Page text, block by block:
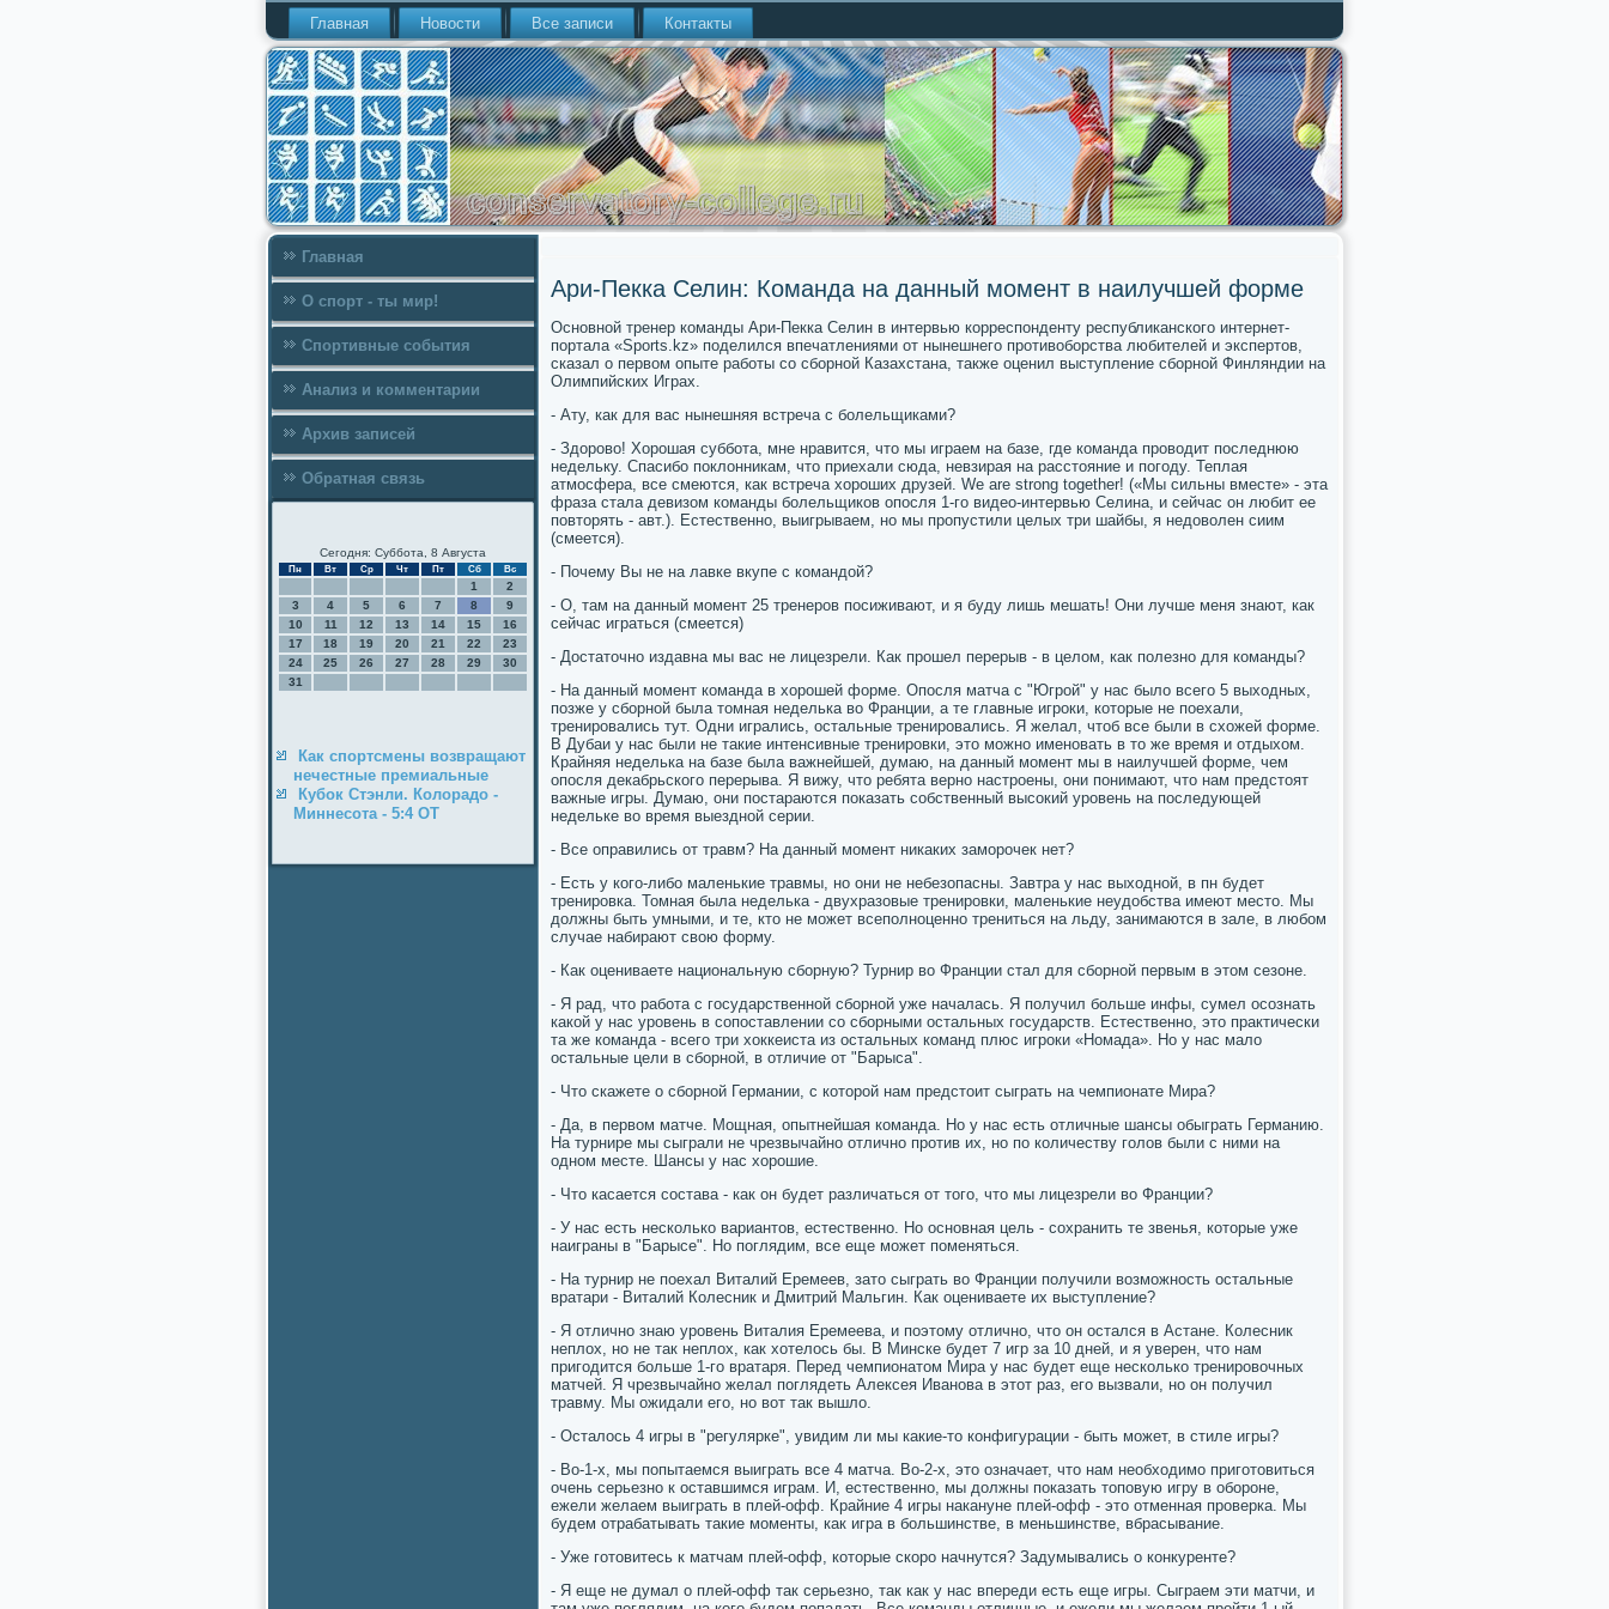
Главная Новости Все записи Контакты
Главная
О спорт - ты мир!
Спортивные события
Анализ и комментарии
Архив записей
Обратная связь
Сегодня: Суббота, 8 Августа
Пн Вт Ср Чт Пт Сб Вс
1
2
3
4 5 6 7 8
9
10
11 12 13 14 15
16
17
18 19 20 21 22
23
24
25 26 27 28 29
30
31
Как спортсмены возвращают
нечестные премиальные
Кубок Стэнли. Колорадо -
Миннесота - 5:4 ОТ
Ари-Пекка Селин: Команда на данный момент в наилучшей форме
Основной тренер команды Ари-Пекка Селин в интервью корреспонденту республиканского интернет-
портала «Sports.kz» поделился впечатлениями от нынешнего противоборства любителей и экспертов,
сказал о первом опыте работы со сборной Казахстана, также оценил выступление сборной Финляндии на
Олимпийских Играх.
- Ату, как для вас нынешняя встреча с болельщиками?
- Здорово! Хорошая суббота, мне нравится, что мы играем на базе, где команда проводит последнюю
недельку. Спасибо поклонникам, что приехали сюда, невзирая на расстояние и погоду. Теплая
атмосфера, все смеются, как встреча хороших друзей. We are strong together! («Мы сильны вместе» - эта
фраза стала девизом команды болельщиков опосля 1-го видео-интервью Селина, и сейчас он любит ее
повторять - авт.). Естественно, выигрываем, но мы пропустили целых три шайбы, я недоволен сиим
(смеется).
- Почему Вы не на лавке вкупе с командой?
- О, там на данный момент 25 тренеров посиживают, и я буду лишь мешать! Они лучше меня знают, как
сейчас играться (смеется)
- Достаточно издавна мы вас не лицезрели. Как прошел перерыв - в целом, как полезно для команды?
- На данный момент команда в хорошей форме. Опосля матча с "Югрой" у нас было всего 5 выходных,
позже у сборной была томная неделька во Франции, а те главные игроки, которые не поехали,
тренировались тут. Одни игрались, остальные тренировались. Я желал, чтоб все были в схожей форме.
В Дубаи у нас были не такие интенсивные тренировки, это можно именовать в то же время и отдыхом.
Крайняя неделька на базе была важнейшей, думаю, на данный момент мы в наилучшей форме, чем
опосля декабрьского перерыва. Я вижу, что ребята верно настроены, они понимают, что нам предстоят
важные игры. Думаю, они постараются показать собственный высокий уровень на последующей
недельке во время выездной серии.
- Все оправились от травм? На данный момент никаких заморочек нет?
- Есть у кого-либо маленькие травмы, но они не небезопасны. Завтра у нас выходной, в пн будет
тренировка. Томная была неделька - двухразовые тренировки, маленькие неудобства имеют место. Мы
должны быть умными, и те, кто не может всеполноценно трениться на льду, занимаются в зале, в любом
случае набирают свою форму.
- Как оцениваете национальную сборную? Турнир во Франции стал для сборной первым в этом сезоне.
- Я рад, что работа с государственной сборной уже началась. Я получил больше инфы, сумел осознать
какой у нас уровень в сопоставлении со сборными остальных государств. Естественно, это практически
та же команда - всего три хоккеиста из остальных команд плюс игроки «Номада». Но у нас мало
остальные цели в сборной, в отличие от "Барыса".
- Что скажете о сборной Германии, с которой нам предстоит сыграть на чемпионате Мира?
- Да, в первом матче. Мощная, опытнейшая команда. Но у нас есть отличные шансы обыграть Германию.
На турнире мы сыграли не чрезвычайно отлично против их, но по количеству голов были с ними на
одном месте. Шансы у нас хорошие.
- Что касается состава - как он будет различаться от того, что мы лицезрели во Франции?
- У нас есть несколько вариантов, естественно. Но основная цель - сохранить те звенья, которые уже
наиграны в "Барысе". Но поглядим, все еще может поменяться.
- На турнир не поехал Виталий Еремеев, зато сыграть во Франции получили возможность остальные
вратари - Виталий Колесник и Дмитрий Мальгин. Как оцениваете их выступление?
- Я отлично знаю уровень Виталия Еремеева, и поэтому отлично, что он остался в Астане. Колесник
неплох, но не так неплох, как хотелось бы. В Минске будет 7 игр за 10 дней, и я уверен, что нам
пригодится больше 1-го вратаря. Перед чемпионатом Мира у нас будет еще несколько тренировочных
матчей. Я чрезвычайно желал поглядеть Алексея Иванова в этот раз, его вызвали, но он получил
травму. Мы ожидали его, но вот так вышло.
- Осталось 4 игры в "регулярке", увидим ли мы какие-то конфигурации - быть может, в стиле игры?
- Во-1-х, мы попытаемся выиграть все 4 матча. Во-2-х, это означает, что нам необходимо приготовиться
очень серьезно к оставшимся играм. И, естественно, мы должны показать топовую игру в обороне,
ежели желаем выиграть в плей-офф. Крайние 4 игры накануне плей-офф - это отменная проверка. Мы
будем отрабатывать такие моменты, как игра в большинстве, в меньшинстве, вбрасывание.
- Уже готовитесь к матчам плей-офф, которые скоро начнутся? Задумывались о конкуренте?
- Я еще не думал о плей-офф так серьезно, так как у нас впереди есть еще игры. Сыграем эти матчи, и